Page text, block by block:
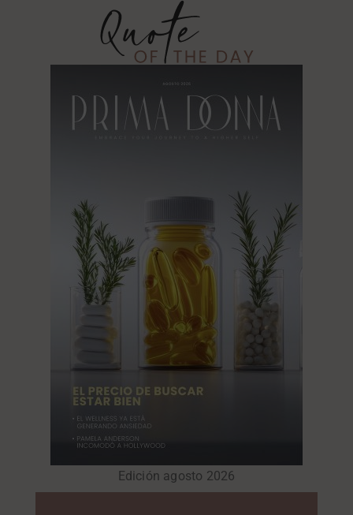
Edición agosto 2026